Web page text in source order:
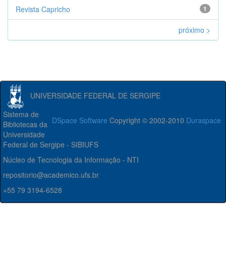
1
Revista Capricho
próximo >
UNIVERSIDADE FEDERAL DE SERGIPE
DSpace Software Copyright © 2002-2010 Duraspace
Sistema de
Bibliotecas da
Universidade
Federal de Sergipe - SIBIUFS
Núcleo de Tecnologia da Informação - NTI
repositorio@academico.ufs.br
+55 79 3194-6528